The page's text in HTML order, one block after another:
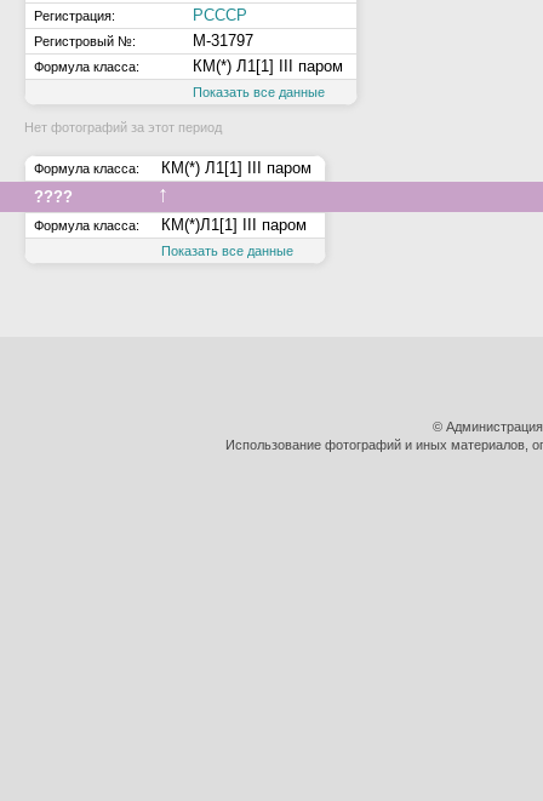
Регистрация: РСССР
Регистровый №: М-31797
Формула класса: КМ(*) Л1[1] III паром
Показать все данные
Нет фотографий за этот период
Формула класса:
КМ(*) Л1[1] III паром
????
↑
Формула класса: КМ(*)Л1[1] III паром
Показать все данные
©
Использование фотографий и иных материалов,